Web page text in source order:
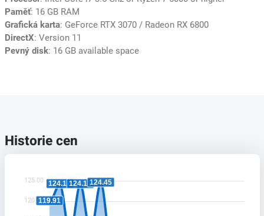
Paměť: 16 GB RAM
Grafická karta: GeForce RTX 3070 / Radeon RX 6800
DirectX: Version 11
Pevný disk: 16 GB available space
Historie cen
125.00
120.00119.91
124.12124.11124.45